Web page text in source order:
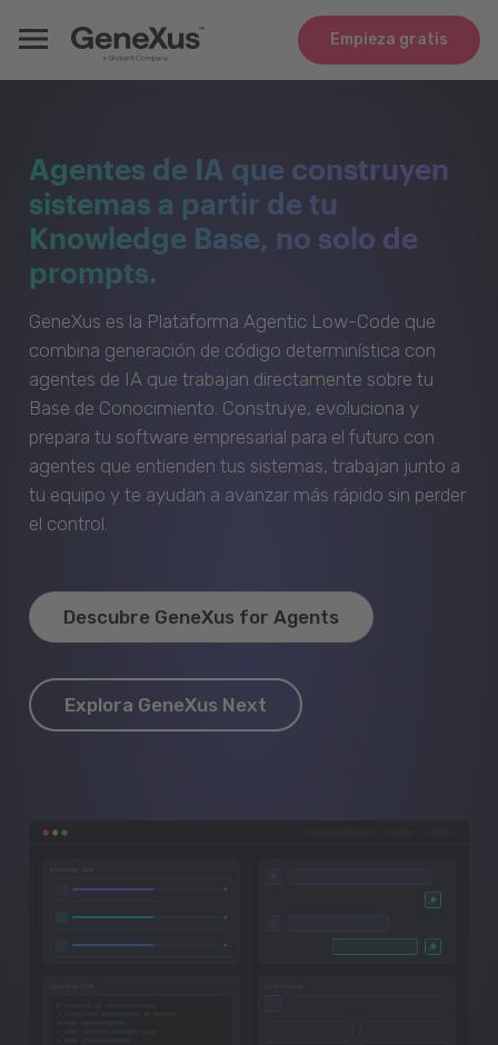
Empieza gratis
Agentes de IA que construyen
sistemas a partir de tu
Knowledge Base, no solo de
prompts.
GeneXus es la Plataforma Agentic Low-Code que
combina generación de código determinística con
agentes de IA que trabajan directamente sobre tu
Base de Conocimiento. Construye, evoluciona y
prepara tu software empresarial para el futuro con
agentes que entienden tus sistemas, trabajan junto a
tu equipo y te ayudan a avanzar más rápido sin perder
el control.
Descubre GeneXus for Agents
Explora GeneXus Next